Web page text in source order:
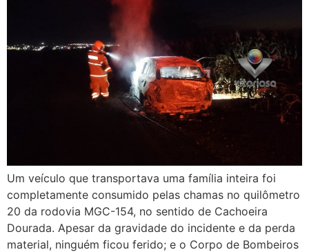
Um veículo que transportava uma família inteira foi
completamente consumido pelas chamas no quilômetro
20 da rodovia MGC-154, no sentido de Cachoeira
Dourada. Apesar da gravidade do incidente e da perda
material, ninguém ficou ferido; e o Corpo de Bombeiros